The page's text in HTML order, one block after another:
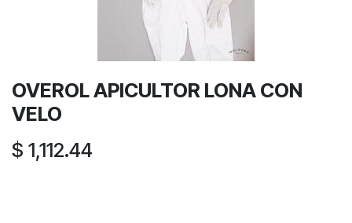
OVEROL APICULTOR LONA CON
VELO
$ 1,112.44